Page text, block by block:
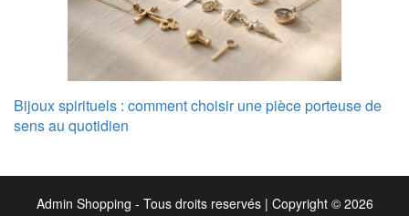
Bijoux spirituels : comment choisir une pièce porteuse de
sens au quotidien
Admin Shopping - Tous droits reservés | Copyright © 2026